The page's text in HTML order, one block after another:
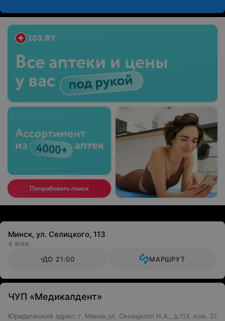
Минск, ул. Селицкого, 113
4 этаж
ДО 21:00
МАРШРУТ
ЧУП «Медикалдент»
Юридический адрес: г. Минск,ул. Селицкого Н.А., д.113, ком. 21